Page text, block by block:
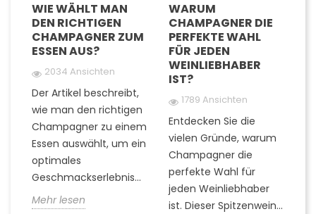
WIE WÄHLT MAN
DEN RICHTIGEN
CHAMPAGNER ZUM
ESSEN AUS?
2034 Ansichten
Der Artikel beschreibt,
wie man den richtigen
Champagner zu einem
Essen auswählt, um ein
optimales
Geschmackserlebnis...
Mehr lesen
WARUM
CHAMPAGNER DIE
PERFEKTE WAHL
FÜR JEDEN
WEINLIEBHABER
IST?
1789 Ansichten
Entdecken Sie die
vielen Gründe, warum
Champagner die
perfekte Wahl für
jeden Weinliebhaber
ist. Dieser Spitzenwein...